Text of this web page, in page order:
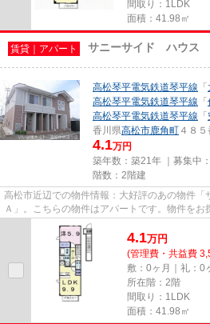
間取り：1LDK
面積：41.98㎡
賃貸｜アパート サニーサイド ハウ
高松琴平電気鉄道琴平線 「
高松琴平電気鉄道琴平線 「
高松琴平電気鉄道琴平線 「
香川県高松市鹿角町 ４８５
4.1万円
築年数：築21年 ｜募集中：
階数：2階建
高松市近辺での物件情報：大好評のあの物
Ａ」。こちらの物件はアパートです。物件を
りませんか。たくさんの物件を取...
4.1万円
(管理費・共益費
敷：0ヶ月｜礼：0
所在階：2階
間取り：1LDK
面積：41.98㎡